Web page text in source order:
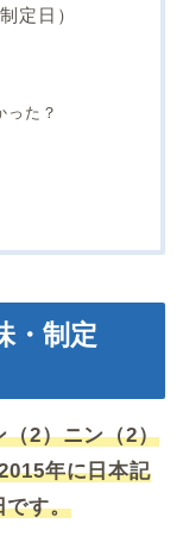
定日）
った？
・制定
（2）ニン（2）
年に日本記
です。